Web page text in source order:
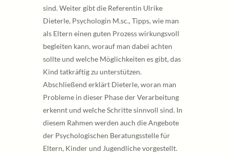
sind. Weiter gibt die Referentin Ulrike
Dieterle, Psychologin M.sc., Tipps, wie man
als Eltern einen guten Prozess wirkungsvoll
begleiten kann, worauf man dabei achten
sollte und welche Möglichkeiten es gibt, das
Kind tatkräftig zu unterstützen.
Abschließend erklärt Dieterle, woran man
Probleme in dieser Phase der Verarbeitung
erkennt und welche Schritte sinnvoll sind. In
diesem Rahmen werden auch die Angebote
der Psychologischen Beratungsstelle für
Eltern, Kinder und Jugendliche vorgestellt.